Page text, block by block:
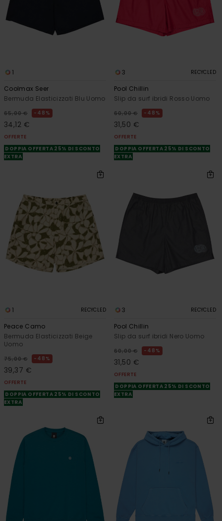
1
Coolmax Seer
Bermuda Elasticizzati Blu Uomo
65,00 € 48%
34,12 €
OFFERTE
DOPPIA OFFERTA 25% DI SCONTO
EXTRA
3 RECYCLED
Pool Chillin
Slip da surf ibridi Rosso Uomo
60,00 € 48%
31,50 €
OFFERTE
DOPPIA OFFERTA 25% DI SCONTO
EXTRA
1 RECYCLED
Peace Camo
Bermuda Elasticizzati Beige
Uomo
75,00 € 48%
39,37 €
OFFERTE
DOPPIA OFFERTA 25% DI SCONTO
EXTRA
3 RECYCLED
Pool Chillin
Slip da surf ibridi Nero Uomo
60,00 € 48%
31,50 €
OFFERTE
DOPPIA OFFERTA 25% DI SCONTO
EXTRA